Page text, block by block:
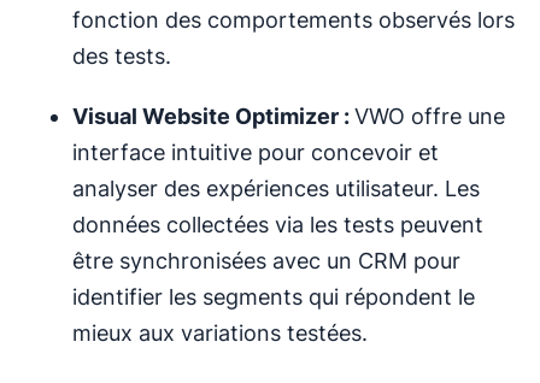
fonction des comportements observés lors
des tests.
Visual Website Optimizer :VWO offre une
interface intuitive pour concevoir et
analyser des expériences utilisateur. Les
données collectées via les tests peuvent
être synchronisées avec un CRM pour
identifier les segments qui répondent le
mieux aux variations testées.